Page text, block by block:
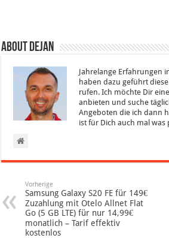
About Dejan
Jahrelange Erfahrungen
haben dazu geführt
rufen. Ich möchte Dir
anbieten und suche
Angeboten die ich dann
ist für Dich auch mal was
Vorherige
Samsung Galaxy S20 FE für 149€
Zuzahlung mit Otelo Allnet Flat
Go (5 GB LTE) für nur 14,99€
monatlich – Tarif effektiv
kostenlos